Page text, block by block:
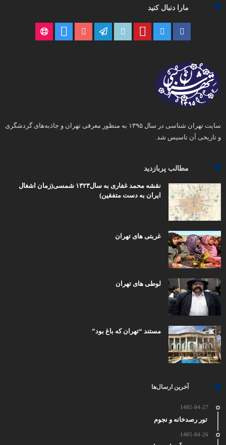
مارا دنبال کنید
سایت تهران شناسی در سال ۱۳۹۵ به منظور معرفی تهران و جاذبه‌های گردشگری
و تاریخی آن تاسیس شد.
مطالب پربازدید
نقشه محمد غفاری به سال۱۳۲۳ شمسی(زمان اشغال
ایران به دست متفقین)
غربتی های تهران
لوطی های تهران
مستند “تهران که باغ بود”
آخرین ارسال‌ها
1405-04-27
تور رصدخانه و نجوم
1405-04-26